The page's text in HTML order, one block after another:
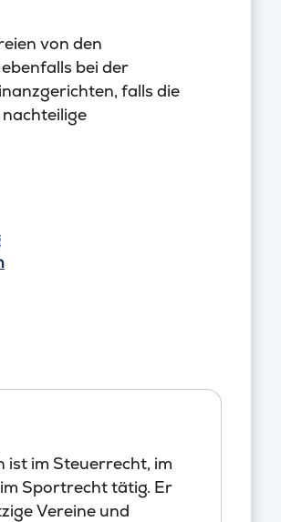
von den
bei der
falls die
ist im Steuerrecht, im
Sportrecht tätig. Er
Vereine und